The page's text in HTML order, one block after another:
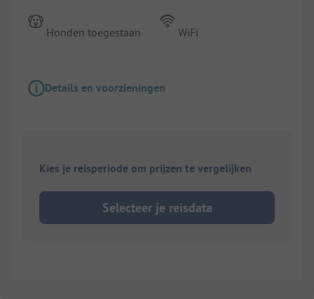
Honden toegestaan WiFi
Details en voorzieningen
Kies je reisperiode om prijzen te vergelijken
Selecteer je reisdata